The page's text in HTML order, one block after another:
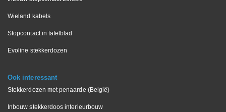
Wieland kabels
Stopcontact in tafelblad
Evoline stekkerdozen
Ook interessant
Stekkerdozen met penaarde (België)
Inbouw stekkerdoos interieurbouw